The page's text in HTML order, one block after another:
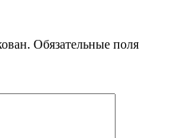
2-
1.jpg
Обязательные поля